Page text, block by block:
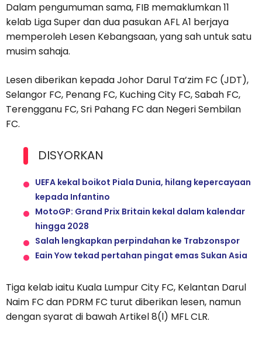
Dalam pengumuman sama, FIB memaklumkan 11
kelab Liga Super dan dua pasukan AFL A1 berjaya
memperoleh Lesen Kebangsaan, yang sah untuk satu
musim sahaja.
Lesen diberikan kepada Johor Darul Ta’zim FC (JDT),
Selangor FC, Penang FC, Kuching City FC, Sabah FC,
Terengganu FC, Sri Pahang FC dan Negeri Sembilan
FC.
DISYORKAN
UEFA kekal boikot Piala Dunia, hilang kepercayaan
kepada Infantino
MotoGP: Grand Prix Britain kekal dalam kalendar
hingga 2028
Salah lengkapkan perpindahan ke Trabzonspor
Eain Yow tekad pertahan pingat emas Sukan Asia
Tiga kelab iaitu Kuala Lumpur City FC, Kelantan Darul
Naim FC dan PDRM FC turut diberikan lesen, namun
dengan syarat di bawah Artikel 8(l) MFL CLR.